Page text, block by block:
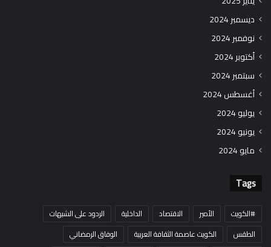
ديسمبر 2024
نوفمبر 2024
أكتوبر 2024
سبتمبر 2024
أغسطس 2024
يوليو 2024
يونيو 2024
مايو 2024
Tags
#الكويت الأمير الاقتصاد الداخلية
الردود على الشبهات
الطقس
الكويت عاصمة الثقافة العربية
الوفاق الرمضاني